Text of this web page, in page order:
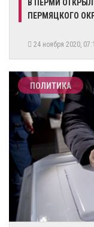
В ПЕРМИ
ПЕРМЯЦКОГО
24 ноября 2020,
ПОЛИТИКА